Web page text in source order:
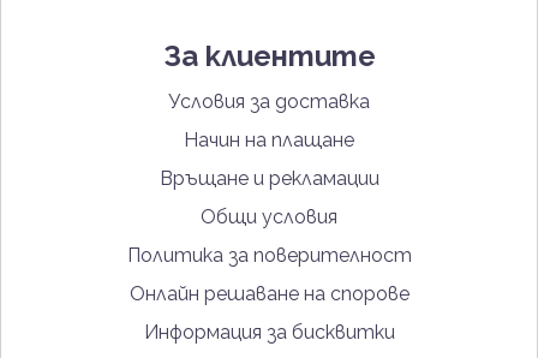
За клиентите
Условия за доставка
Начин на плащане
Връщане и рекламации
Общи условия
Политика за поверителност
Онлайн решаване на спорове
Информация за бисквитки